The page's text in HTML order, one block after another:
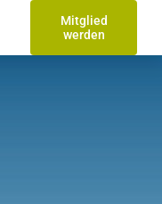
Mitglied
werden